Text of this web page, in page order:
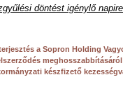
döntést igénylő
a Sopron Holding
készfizető